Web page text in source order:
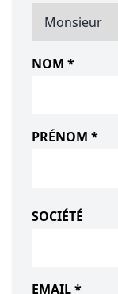
NOM *
PRÉNOM *
SOCIÉTÉ
EMAIL *